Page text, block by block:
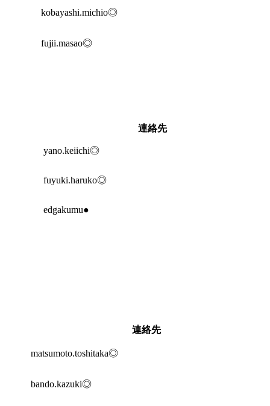
kobayashi.michio◎
fujii.masao◎
連絡先
yano.keiichi◎
fuyuki.haruko◎
edgakumu●
連絡先
matsumoto.toshitaka◎
bando.kazuki◎